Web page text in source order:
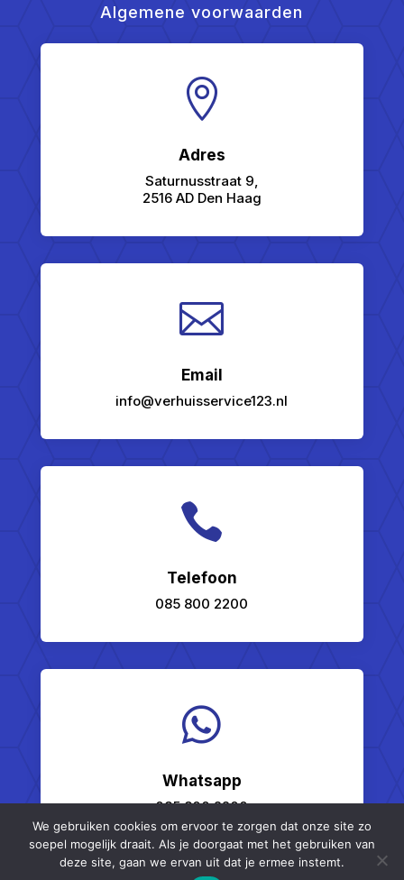
Algemene voorwaarden

Adres
Saturnusstraat 9,
2516 AD Den Haag

Email
info@verhuisservice123.nl

Telefoon
085 800 2200

Whatsapp
085 800 2200
We gebruiken cookies om ervoor te zorgen dat onze site zo
soepel mogelijk draait. Als je doorgaat met het gebruiken van
deze site, gaan we ervan uit dat je ermee instemt.